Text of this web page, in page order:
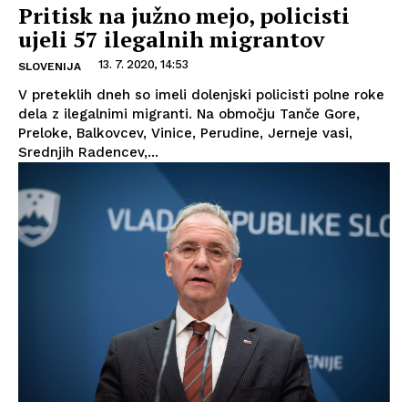
Pritisk na južno mejo, policisti
ujeli 57 ilegalnih migrantov
SLOVENIJA 13. 7. 2020, 14:53
V preteklih dneh so imeli dolenjski policisti polne roke
dela z ilegalnimi migranti. Na območju Tanče Gore,
Preloke, Balkovcev, Vinice, Perudine, Jerneje vasi,
Srednjih Radencev,...